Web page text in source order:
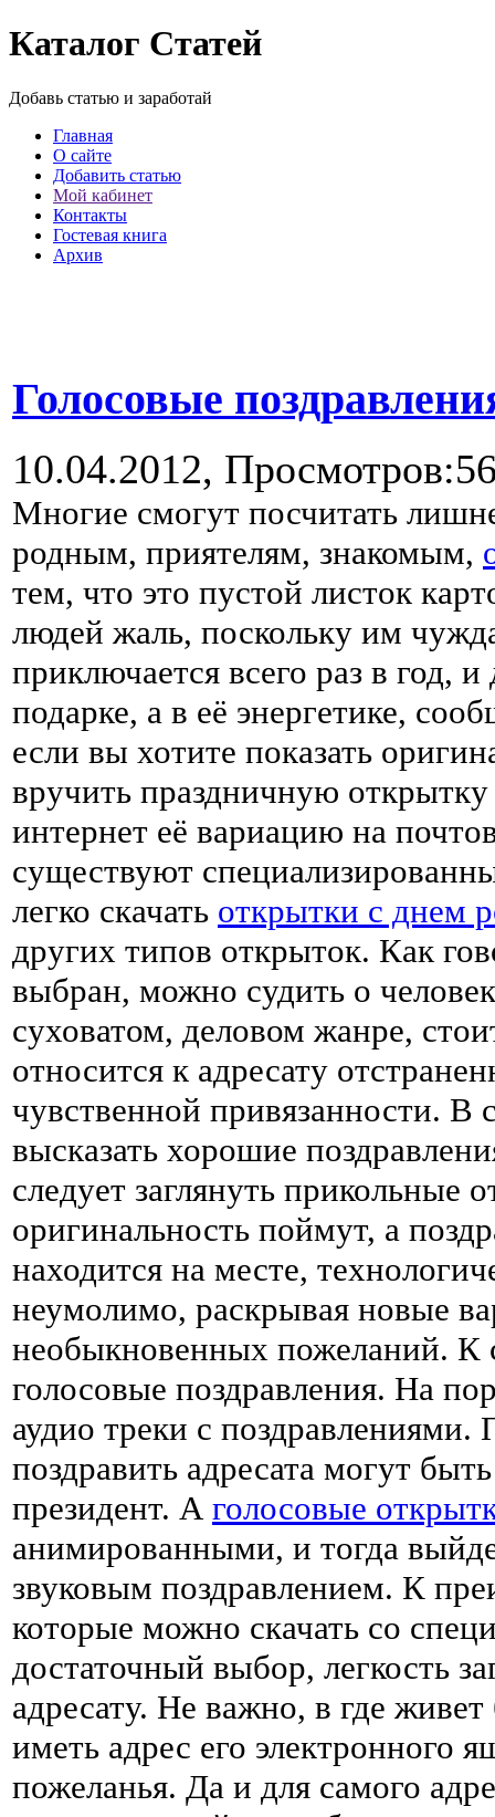
Каталог Статей
Добавь статью и заработай
Главная
О сайте
Добавить статью
Мой кабинет
Контакты
Гостевая книга
Архив
Голосовые
10.04.2012,
Многие смогут посчитать
родным, приятелям, знакомым,
тем, что это пустой листок
людей жаль, поскольку им
приключается всего раз в год,
подарке, а в её энергетике,
если вы хотите показать
вручить праздничную
интернет её вариацию на
существуют
легко скачать открытки с днем
других типов открыток. Как
выбран, можно судить о
суховатом, деловом жанре,
относится к адресату
чувственной привязанности. В
высказать хорошие
следует заглянуть прикольные
оригинальность поймут, а
находится на месте,
неумолимо, раскрывая новые
необыкновенных пожеланий. К
голосовые поздравления. На
аудио треки с
поздравить адресата могут
президент. А голосовые
анимированными, и тогда
звуковым поздравлением. К
которые можно скачать со
достаточный выбор, легкость
адресату. Не важно, в где
иметь адрес его электронного
пожеланья. Да и для самого